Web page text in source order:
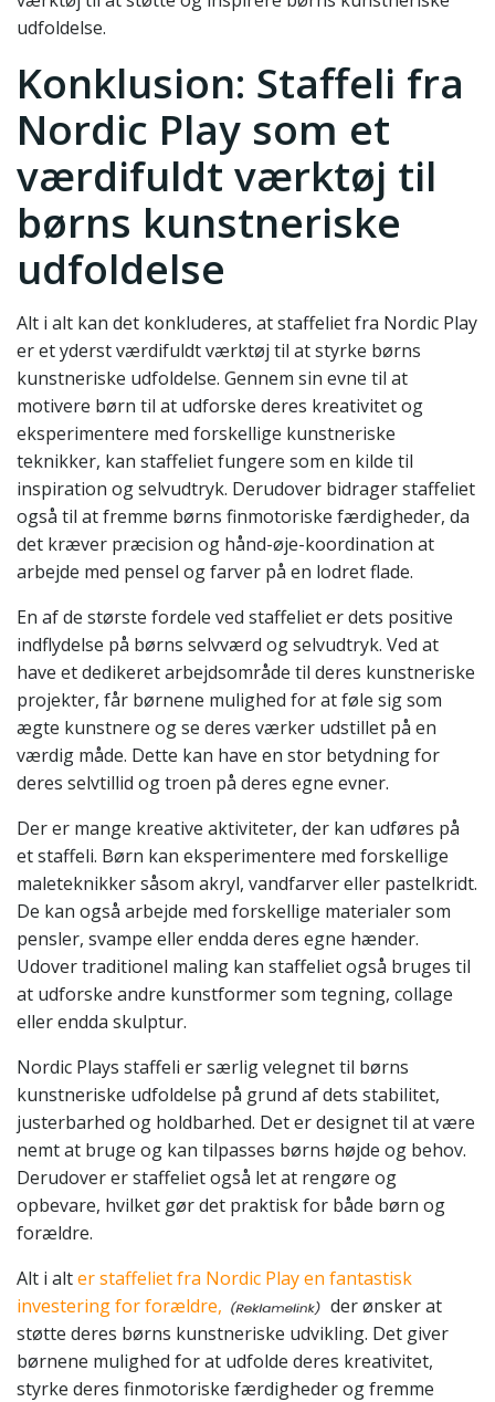
udfoldelse.
Konklusion: Staffeli fra
Nordic Play som et
værdifuldt værktøj til
børns kunstneriske
udfoldelse
Alt i alt kan det konkluderes, at staffeliet fra Nordic Play
er et yderst værdifuldt værktøj til at styrke børns
kunstneriske udfoldelse. Gennem sin evne til at
motivere børn til at udforske deres kreativitet og
eksperimentere med forskellige kunstneriske
teknikker, kan staffeliet fungere som en kilde til
inspiration og selvudtryk. Derudover bidrager staffeliet
også til at fremme børns finmotoriske færdigheder, da
det kræver præcision og hånd-øje-koordination at
arbejde med pensel og farver på en lodret flade.
En af de største fordele ved staffeliet er dets positive
indflydelse på børns selvværd og selvudtryk. Ved at
have et dedikeret arbejdsområde til deres kunstneriske
projekter, får børnene mulighed for at føle sig som
ægte kunstnere og se deres værker udstillet på en
værdig måde. Dette kan have en stor betydning for
deres selvtillid og troen på deres egne evner.
Der er mange kreative aktiviteter, der kan udføres på
et staffeli. Børn kan eksperimentere med forskellige
maleteknikker såsom akryl, vandfarver eller pastelkridt.
De kan også arbejde med forskellige materialer som
pensler, svampe eller endda deres egne hænder.
Udover traditionel maling kan staffeliet også bruges til
at udforske andre kunstformer som tegning, collage
eller endda skulptur.
Nordic Plays staffeli er særlig velegnet til børns
kunstneriske udfoldelse på grund af dets stabilitet,
justerbarhed og holdbarhed. Det er designet til at være
nemt at bruge og kan tilpasses børns højde og behov.
Derudover er staffeliet også let at rengøre og
opbevare, hvilket gør det praktisk for både børn og
forældre.
Alt i alter staffeliet fra Nordic Play en fantastisk
investering for forældre,
der ønsker at
støtte deres børns kunstneriske udvikling. Det giver
børnene mulighed for at udfolde deres kreativitet,
styrke deres finmotoriske færdigheder og fremme